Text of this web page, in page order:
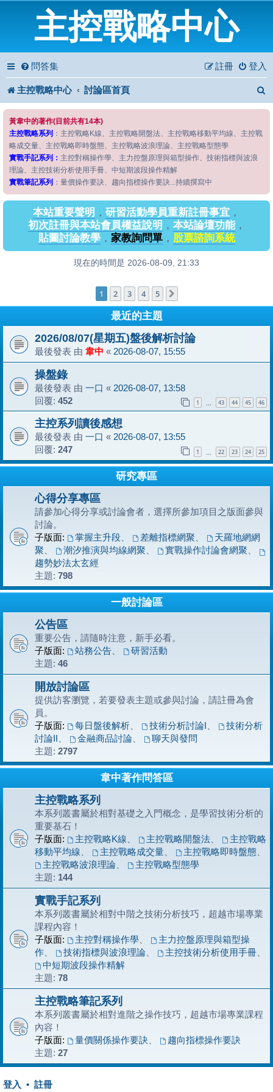
主控戰略中心
問答集 登入
註冊
主控戰略中心 討論區首頁
黃韋中的著作(目前共有14本)
主控戰略系列 ：主控戰略K線、主控戰略開盤法、主控戰略移動平均線、主控戰
略成交量、主控戰略即時盤態、主控戰略波浪理論、主控戰略型態學
實戰手記系列： 主控對稱操作學、主力控盤原理與箱型操作、技術指標與波浪
理論、主控技術分析使用手冊、中短期波段操作精解
實戰筆記系列 ：量價操作要訣、趨向指標操作要訣...持續撰寫中
本站重要聲明 ， 研習活動學員重新註冊事宜 ，
初次註冊與本站會員權益說明 ， 本站論壇功能，
貼圖討論教學， 家教詢問單， 股票諮詢系統
現在的時間是 2026-08-09, 21:33
1 2 3 4 5
最近的主題
2026/08/07(星期五)盤後解析討論
最後發表 由 韋中 « 2026-08-07, 15:55
操盤錄
最後發表 由 一口 « 2026-08-07, 13:58
回覆: 452 1 … 43 44 45 46
主控系列讀後感想
最後發表 由 一口 « 2026-08-07, 13:55
回覆: 247 1 … 22 23 24 25
研究專區
心得分享專區
請參加心得分享或討論會者，選擇所參加項目之版面參與
討論。
子版面:
掌握主升段、 差離指標網聚
天羅地網網
聚
潮汐推演與均線網聚 實戰操作討論會網聚
趨勢妙法太玄經
主題: 798
一般討論區
公告區
重要公告，請隨時注意，新手必看。
子版面:
站務公告、
研習活動
主題: 46
開放討論區
提供訪客瀏覽，若要發表主題或參與討論，請註冊為會
員。
子版面:
每日盤後解析、 技術分析討論I
技術分析
討論II
金融商品討論、
聊天與發問
主題: 2797
韋中著作問答區
主控戰略系列
本系列叢書屬於相對基礎之入門概念，是學習技術分析的
重要基石！
子版面:
主控戰略K線 主控戰略開盤法、
主控戰略
移動平均線
主控戰略成交量、 主控戰略即時盤態、
主控戰略波浪理論、
主控戰略型態學
主題: 144
實戰手記系列
本系列叢書屬於相對中階之技術分析技巧，超越市場專業
課程內容！
子版面:
主控對稱操作學、
主力控盤原理與箱型操
作
技術指標與波浪理論、 主控技術分析使用手冊、
中短期波段操作精解
主題: 78
主控戰略筆記系列
本系列叢書屬於相對進階之操作技巧，超越市場專業課程
內容！
子版面:
量價關係操作要訣
趨向指標操作要訣
主題: 27
登入 • 註冊